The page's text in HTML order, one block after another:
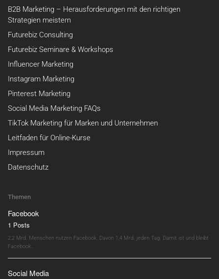
B2B Marketing – Herausforderungen mit den richtigen
Strategien meistern
Futurebiz Consulting
Futurebiz Seminare & Workshops
Influencer Marketing
Instagram Marketing
Pinterest Marketing
Social Media Marketing FAQs
TikTok Marketing für Marken und Unternehmen
Leitfaden für Online-Kurse
Impressum
Datenschutz
Themen
Facebook
1 Posts
2,2 Mrd. Menschen nutzen Facebook. Davon 1,4 Mrd. jeden Tag. Damit ist und bleibt
Facebook…
Social Media